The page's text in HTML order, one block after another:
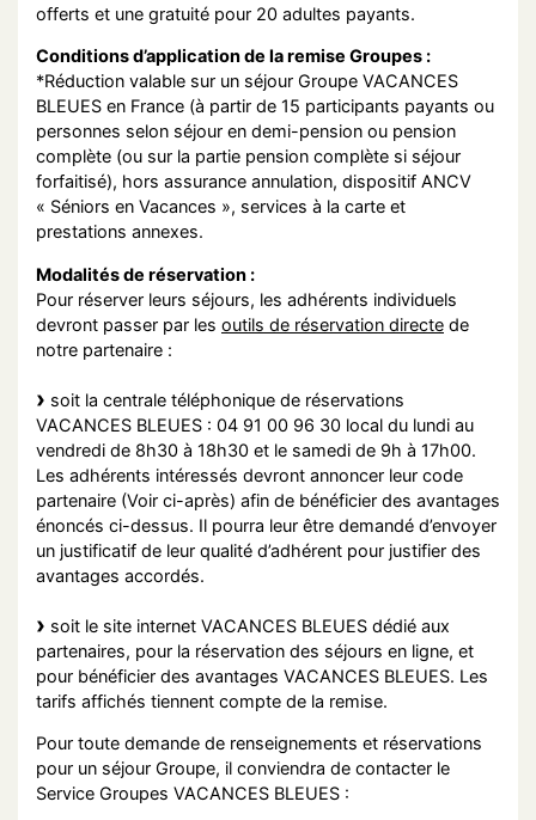
offerts et une gratuité pour 20 adultes payants.
Conditions d’application de la remise Groupes :
*Réduction valable sur un séjour Groupe VACANCES
BLEUES en France (à partir de 15 participants payants ou
personnes selon séjour en demi-pension ou pension
complète (ou sur la partie pension complète si séjour
forfaitisé), hors assurance annulation, dispositif ANCV
« Séniors en Vacances », services à la carte et
prestations annexes.
Modalités de réservation :
Pour réserver leurs séjours, les adhérents individuels
devront passer par les outils de réservation directe de
notre partenaire :
soit la centrale téléphonique de réservations
VACANCES BLEUES : 04 91 00 96 30 local du lundi au
vendredi de 8h30 à 18h30 et le samedi de 9h à 17h00.
Les adhérents intéressés devront annoncer leur code
partenaire (Voir ci-après) afin de bénéficier des avantages
énoncés ci-dessus. Il pourra leur être demandé d’envoyer
un justificatif de leur qualité d’adhérent pour justifier des
avantages accordés.
soit le site internet VACANCES BLEUES dédié aux
partenaires, pour la réservation des séjours en ligne, et
pour bénéficier des avantages VACANCES BLEUES. Les
tarifs affichés tiennent compte de la remise.
Pour toute demande de renseignements et réservations
pour un séjour Groupe, il conviendra de contacter le
Service Groupes VACANCES BLEUES :